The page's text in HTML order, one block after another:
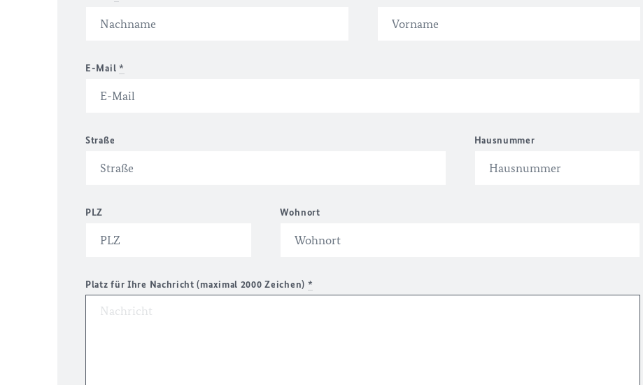
E-Mail *
Straße Hausnummer
PLZ Wohnort
Platz für Ihre Nachricht (maximal 2000 Zeichen) *